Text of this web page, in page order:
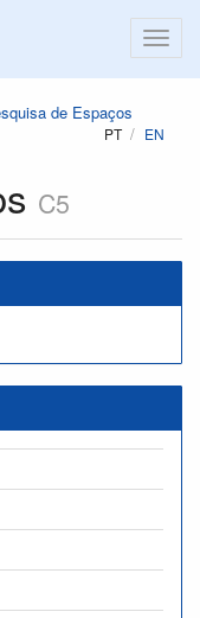
de Espaços
PT EN
C5